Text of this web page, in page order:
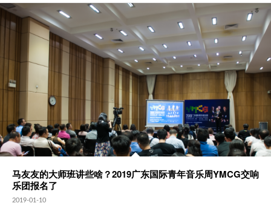
马友友的大师班讲些啥？2019广东国际青年音乐周YMCG交响
乐团报名了
2019-01-10